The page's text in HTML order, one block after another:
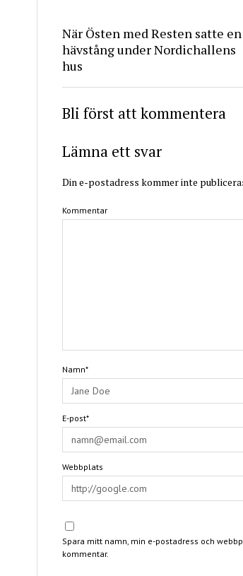
När Östen med Resten satte en
hävstång under Nordichallens
hus
Bli först att kommentera
Lämna ett svar
Din e-postadress kommer inte
Kommentar
Namn*
E-post*
Webbplats
Spara mitt namn, min e-postadress och
kommentar.